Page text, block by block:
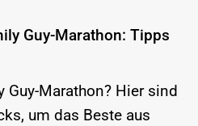
Guy-Marathon: Tipps
Guy-Marathon? Hier sind
um das Beste aus